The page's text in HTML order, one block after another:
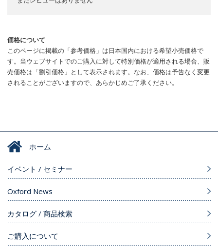
価格について
このページに掲載の「参考価格」は日本国内における希望小売価格で
す。当ウェブサイトでのご購入に対して特別価格が適用される場合、販
売価格は「割引価格」として表示されます。なお、価格は予告なく変更
されることがございますので、あらかじめご了承ください。
ホーム
イベント / セミナー
Oxford News
カタログ / 商品検索
ご購入について